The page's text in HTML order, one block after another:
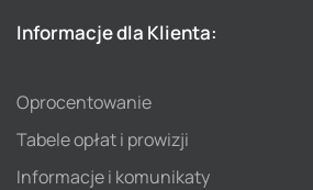
Informacje dla Klienta:
Oprocentowanie
Tabele opłat i prowizji
Informacje i komunikaty